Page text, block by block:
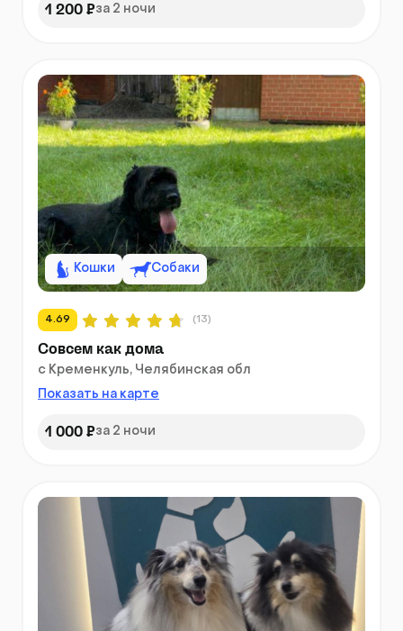
1 200 ₽за 2 ночи
Кошки Собаки
4.69 (13)
Совсем как дома
с Кременкуль, Челябинская обл
Показать на карте
1 000 ₽за 2 ночи